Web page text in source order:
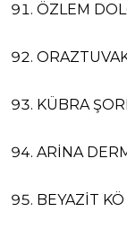
ÖZLEM
KÜBRA
ARİNA
BEYAZİT KÖ